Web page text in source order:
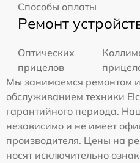
Способы оплаты
Ремонт
Оптических
прицелов
Мы занимаемся ремонтом
обслуживанием техники
гарантийного периода.
независимо и не имеет
производителя. Цены на
носят исключительно